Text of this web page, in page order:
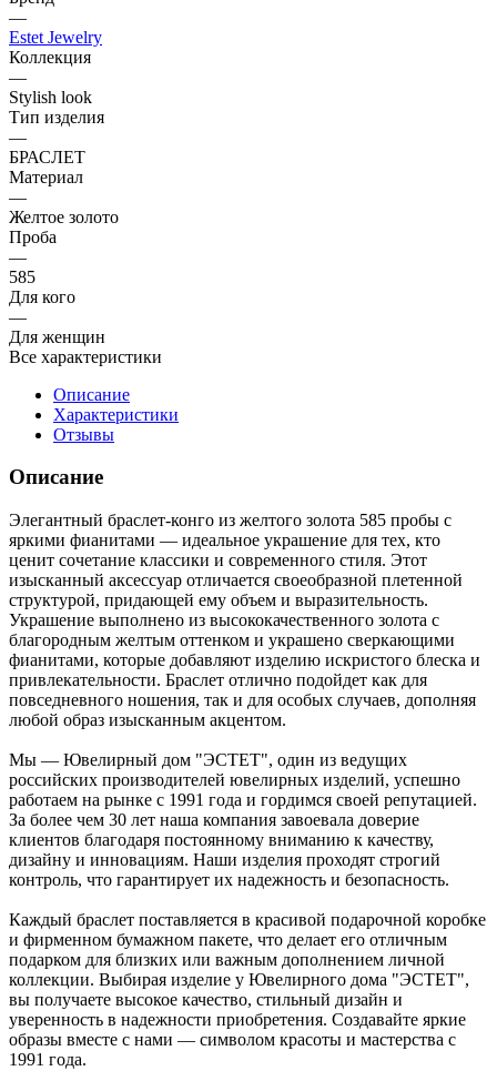
—
Estet Jewelry
Коллекция
—
Stylish look
Тип изделия
—
БРАСЛЕТ
Материал
—
Желтое золото
Проба
—
585
Для кого
—
Для женщин
Все характеристики
Описание
Характеристики
Отзывы
Описание
Элегантный браслет-конго из желтого золота 585 пробы с
яркими фианитами — идеальное украшение для тех, кто
ценит сочетание классики и современного стиля. Этот
изысканный аксессуар отличается своеобразной плетенной
структурой, придающей ему объем и выразительность.
Украшение выполнено из высококачественного золота с
благородным желтым оттенком и украшено сверкающими
фианитами, которые добавляют изделию искристого блеска и
привлекательности. Браслет отлично подойдет как для
повседневного ношения, так и для особых случаев, дополняя
любой образ изысканным акцентом.
Мы — Ювелирный дом "ЭСТЕТ", один из ведущих
российских производителей ювелирных изделий, успешно
работаем на рынке с 1991 года и гордимся своей репутацией.
За более чем 30 лет наша компания завоевала доверие
клиентов благодаря постоянному вниманию к качеству,
дизайну и инновациям. Наши изделия проходят строгий
контроль, что гарантирует их надежность и безопасность.
Каждый браслет поставляется в красивой подарочной коробке
и фирменном бумажном пакете, что делает его отличным
подарком для близких или важным дополнением личной
коллекции. Выбирая изделие у Ювелирного дома "ЭСТЕТ",
вы получаете высокое качество, стильный дизайн и
уверенность в надежности приобретения. Создавайте яркие
образы вместе с нами — символом красоты и мастерства с
1991 года.